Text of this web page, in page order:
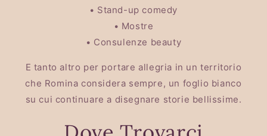
• Stand-up comedy
• Mostre
• Consulenze beauty
E tanto altro per portare allegria in un territorio
che Romina considera sempre, un foglio bianco
su cui continuare a disegnare storie bellissime.